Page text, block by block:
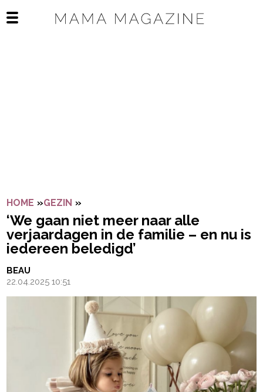
Open het mobiele menu
HOME »GEZIN »
‘We gaan niet meer naar alle
verjaardagen in de familie – en nu is
iedereen beledigd’
BEAU
22.04.2025 10:51